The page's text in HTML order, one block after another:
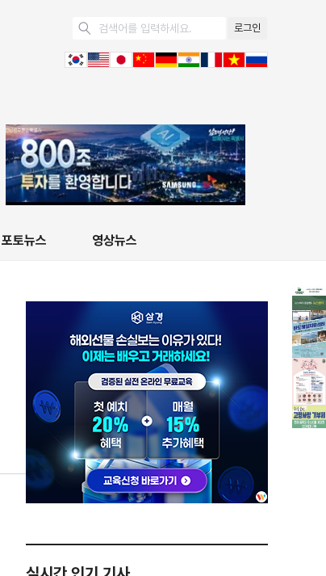
로그인
포토뉴스 영상뉴스